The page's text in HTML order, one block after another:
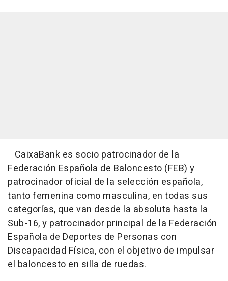
CaixaBank es socio patrocinador de la
Federación Española de Baloncesto (FEB) y
patrocinador oficial de la selección española,
tanto femenina como masculina, en todas sus
categorías, que van desde la absoluta hasta la
Sub-16, y patrocinador principal de la Federación
Española de Deportes de Personas con
Discapacidad Física, con el objetivo de impulsar
el baloncesto en silla de ruedas.